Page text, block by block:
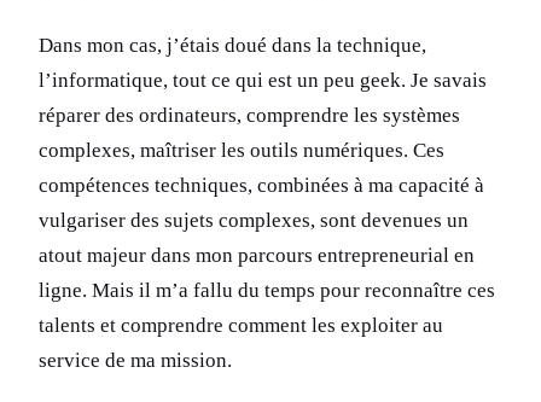
Dans mon cas, j’étais doué dans la technique,
l’informatique, tout ce qui est un peu geek. Je savais
réparer des ordinateurs, comprendre les systèmes
complexes, maîtriser les outils numériques. Ces
compétences techniques, combinées à ma capacité à
vulgariser des sujets complexes, sont devenues un
atout majeur dans mon parcours entrepreneurial en
ligne. Mais il m’a fallu du temps pour reconnaître ces
talents et comprendre comment les exploiter au
service de ma mission.